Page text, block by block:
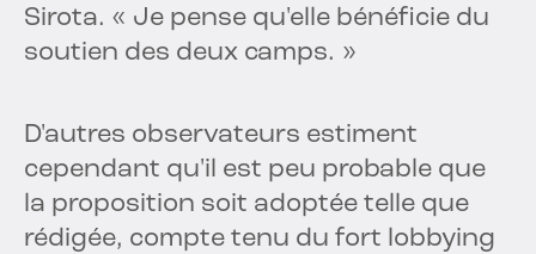
Sirota. « Je pense qu'elle bénéficie du
soutien des deux camps. »
D'autres observateurs estiment
cependant qu'il est peu probable que
la proposition soit adoptée telle que
rédigée, compte tenu du fort lobbying